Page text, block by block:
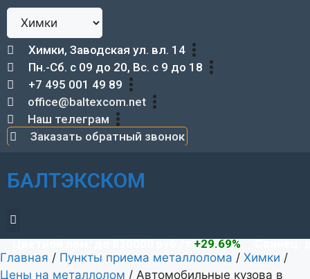
Химки, Заводская ул. вл. 14
Пн.-Сб. с 09 до 20, Вс. с 9 до 18
+7 495 001 49 89
office@baltexcom.net
Наш телеграм
Заказать обратный звонок
БАЛТЭКСКОМ
лом: до 830000 руб./т+29.69%
Свинец: до
Главная / Пункты приема металлолома / Химки /
Цены на металлолом / Автомобильные кузова в